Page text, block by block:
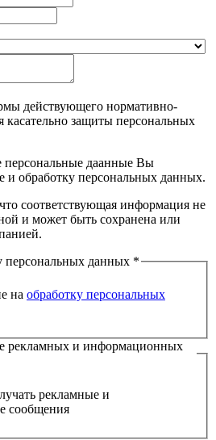
действующего нормативно-
касательно защиты персональных
персональные даанные Вы
и обработку персональных данных.
соответствующая информация не
и может быть сохранена или
персональных данных *
на обработку персональных
рекламных и информационных
рекламные и
сообщения